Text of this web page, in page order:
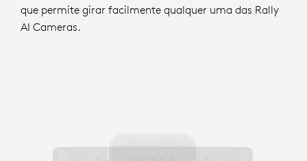
que permite girar facilmente qualquer uma das Rally
AI Cameras.